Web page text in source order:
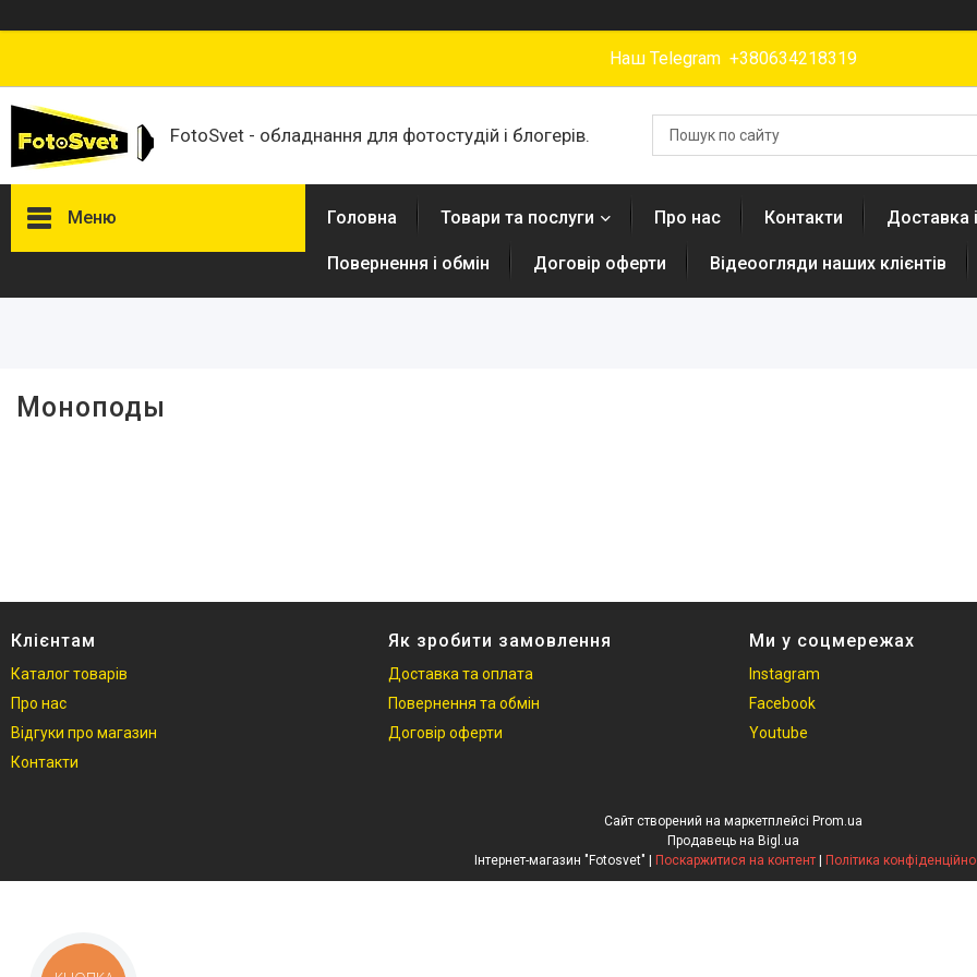
Наш Telegram +380634218319
FotoSvet - обладнання для фотостудій і блогерів.
Меню
Студійні парасольки
Студійне світло
Лампи для постійного та
імпульсного світла
Набори постійного світла для
фото і відео
Набори імпульсного світла
блогерів
Головна Товари та послуги Про нас Контакти Доставка
Повернення і обмін Договір оферти Відеоогляди наших клієнтів
Моноподы
Клієнтам
Каталог товарів
Про нас
Відгуки про магазин
Контакти
Як зробити замовлення
Доставка та оплата
Повернення та обмін
Договір оферти
Ми у соцмережах
Instagram
Facebook
Youtube
Сайт створений на маркетплейсі Prom.ua
Продавець на Bigl.ua
Поскаржитися на контент Політика